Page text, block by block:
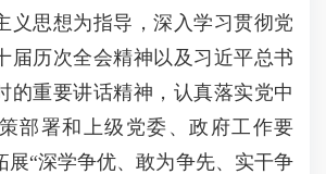
义思想为指导，深入学习贯彻党
届历次全会精神以及习近平总书
的重要讲话精神，认真落实党中
部署和上级党委、政府工作要
展“深学争优、敢为争先、实干争